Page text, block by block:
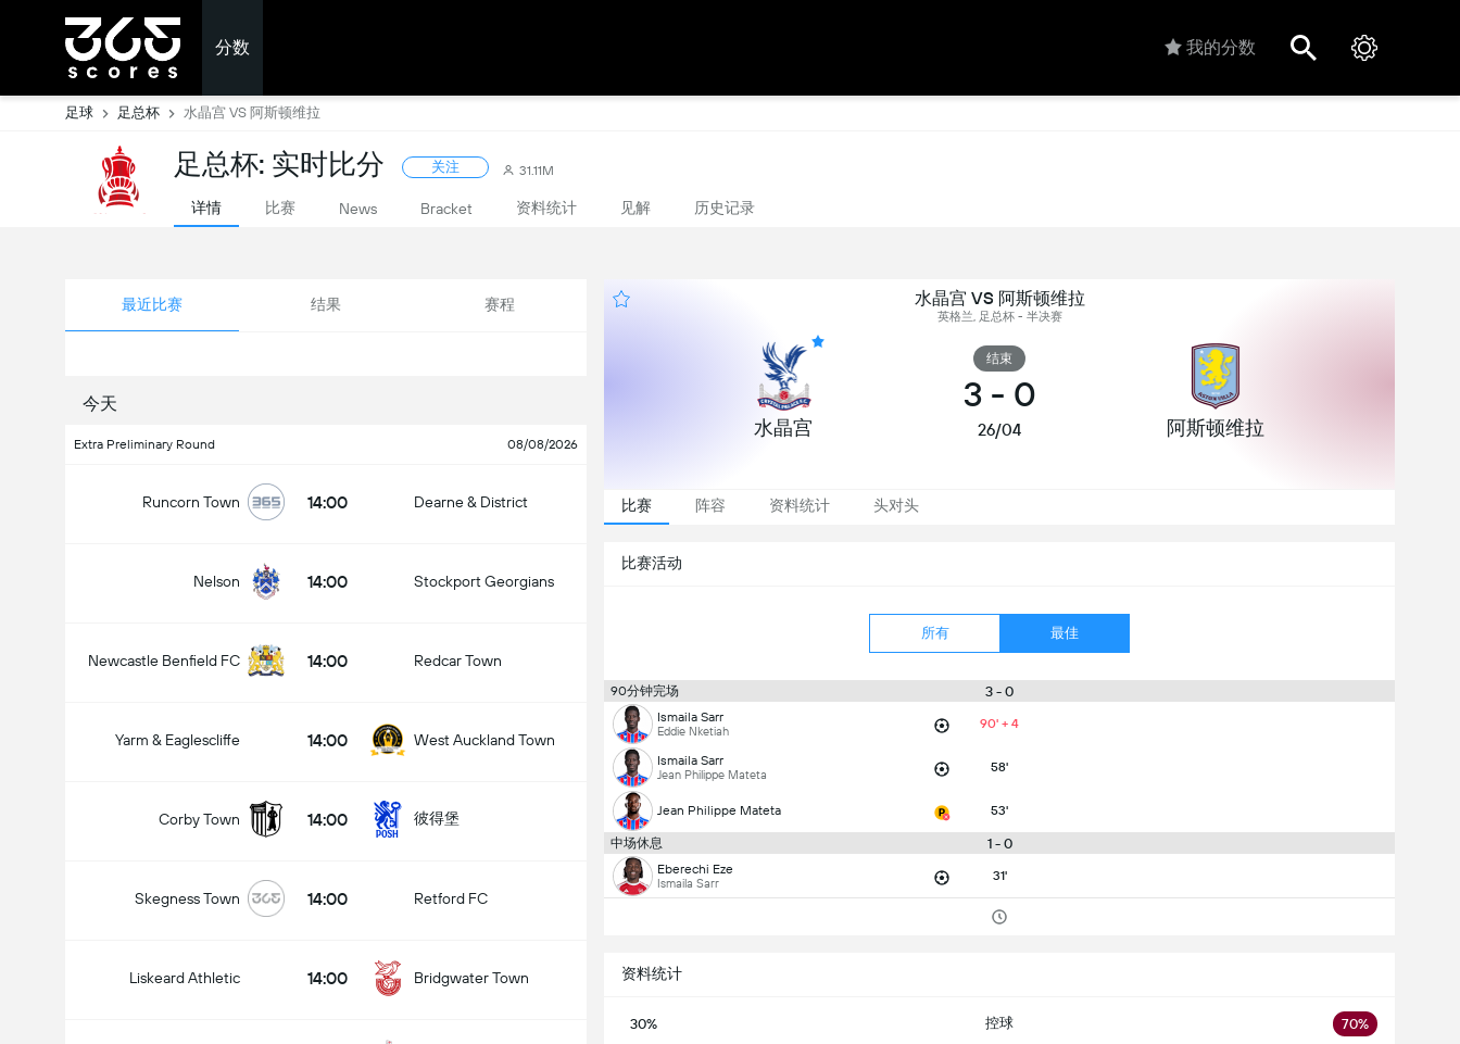
分数 我的分数
足球 足总杯 水晶宫 VS 阿斯顿维拉
足总杯: 实时比分 关注 31.11M
详情 比赛 News Bracket 资料统计 见解 历史记录
最近比赛 结果 赛程
今天
Extra Preliminary Round 08/08/2026
Runcorn Town 14:00 Dearne & District
Nelson 14:00 Stockport Georgians
Newcastle Benfield FC 14:00 Redcar Town
Yarm & Eaglescliffe 14:00 West Auckland Town
Corby Town 14:00 彼得堡
Skegness Town 14:00 Retford FC
Liskeard Athletic 14:00 Bridgwater Town
水晶宫 VS 阿斯顿维拉
英格兰, 足总杯 - 半决赛
水晶宫
结束
3 - 0
26/04 阿斯顿维拉
比赛 阵容 资料统计 头对头
比赛活动
所有 最佳
90分钟完场 3 - 0
Ismaila Sarr
Eddie Nketiah 90' + 4
Ismaila Sarr
Jean Philippe Mateta 58'
Jean Philippe Mateta 53'
中场休息 1 - 0
Eberechi Eze
Ismaila Sarr 31'
资料统计
30% 控球 70%